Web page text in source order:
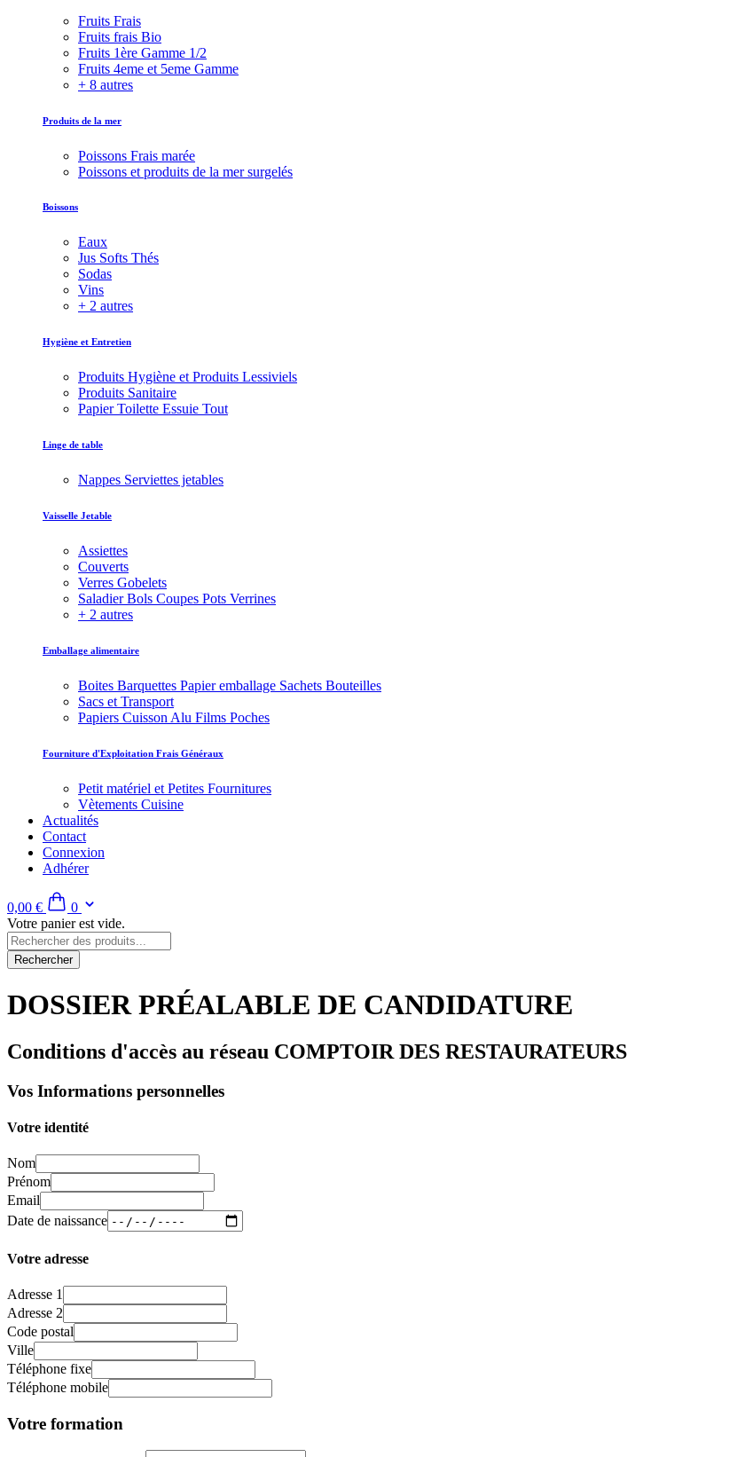
Fruits Frais
Fruits frais Bio
Fruits 1ère Gamme 1/2
Fruits 4eme et 5eme Gamme
+ 8 autres
Produits de la mer
Poissons Frais marée
Poissons et produits de la mer surgelés
Boissons
Eaux
Jus Softs Thés
Sodas
Vins
+ 2 autres
Hygiène et Entretien
Produits Hygiène et Produits Lessiviels
Produits Sanitaire
Papier Toilette Essuie Tout
Linge de table
Nappes Serviettes jetables
Vaisselle Jetable
Assiettes
Couverts
Verres Gobelets
Saladier Bols Coupes Pots Verrines
+ 2 autres
Emballage alimentaire
Boites Barquettes Papier emballage Sachets Bouteilles
Sacs et Transport
Papiers Cuisson Alu Films Poches
Fourniture d'Exploitation Frais Généraux
Petit matériel et Petites Fournitures
Vètements Cuisine
Actualités
Contact
Connexion
Adhérer
0,00 €
0
Votre panier est vide.
Rechercher
DOSSIER PRÉALABLE DE CANDIDATURE
Conditions d'accès au réseau COMPTOIR DES RESTAURATEURS
Vos Informations personnelles
Votre identité
Nom
Prénom
Email
Date de naissance
Votre adresse
Adresse 1
Adresse 2
Code postal
Ville
Téléphone fixe
Téléphone mobile
Votre formation